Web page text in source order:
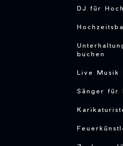
DJ für
buchen
Live Musik
Sänger für